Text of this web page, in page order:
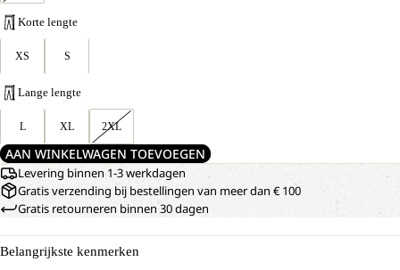
Korte lengte
XS S
Lange lengte
L XL 2XL
AAN WINKELWAGEN TOEVOEGEN
Levering binnen 1-3 werkdagen
Gratis verzending bij bestellingen van meer dan € 100
Gratis retourneren binnen 30 dagen
Belangrijkste kenmerken